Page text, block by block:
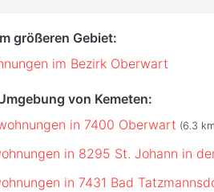
größeren Gebiet:
im Bezirk Oberwart
von Kemeten:
in 7400 Oberwart (6.3
in 8295 St. Johann in
in 7431 Bad